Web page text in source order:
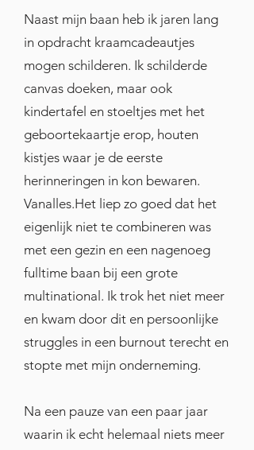
schilderen. Het resultaat was
verrassend leuk! En wat was het
heerlijk om zo creatief bezig te
zijn. Even vergat ik alles om me
heen en bestond alleen nog het
doek en mijn kwast en dat wat
ik op het doek schilderde.
Na het schilderen van
schilderijtjes voor de babykamer
begon ik met het schilderen van
geboortekaartjes op canvas
voor vrienden en familie en zo
begon mijn eerste creatieve
onderneming.
Naast mijn baan heb ik jaren lang
in opdracht kraamcadeautjes
mogen schilderen. Ik schilderde
canvas doeken, maar ook
kindertafel en stoeltjes met het
geboortekaartje erop, houten
kistjes waar je de eerste
herinneringen in kon bewaren.
Vanalles.Het liep zo goed dat het
eigenlijk niet te combineren was
met een gezin en een nagenoeg
fulltime baan bij een grote
multinational. Ik trok het niet meer
en kwam door dit en persoonlijke
struggles in een burnout terecht en
stopte met mijn onderneming.
Na een pauze van een paar jaar
waarin ik echt helemaal niets meer